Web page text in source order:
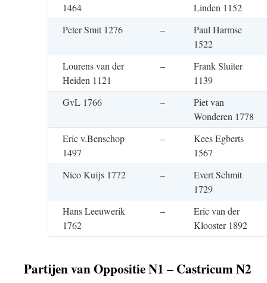
1464
Linden 1152
Peter Smit 1276
–
Paul Harmse
1522
Lourens van der
Heiden 1121
–
Frank Sluiter
1139
GvL 1766
–
Piet van
Wonderen 1778
Eric v.Benschop
1497
–
Kees Egberts
1567
Nico Kuijs 1772
–
Evert Schmit
1729
Hans Leeuwerik
1762
–
Eric van der
Klooster 1892
Partijen van Oppositie N1 – Castricum N2